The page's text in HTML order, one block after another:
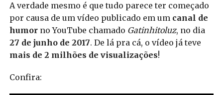
A verdade mesmo é que tudo parece ter começado
por causa de um vídeo publicado em um canal de
humorno YouTube chamado Gatinhitoluz, no dia
27 de junho de 2017. De lá pra cá, o vídeo já teve
mais de 2 milhões de visualizações!
Confira: